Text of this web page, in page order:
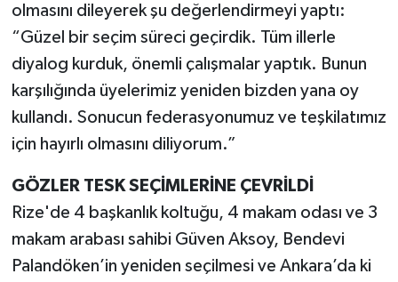
olmasını dileyerek şu değerlendirmeyi yaptı:
“Güzel bir seçim süreci geçirdik. Tüm illerle
diyalog kurduk, önemli çalışmalar yaptık. Bunun
karşılığında üyelerimiz yeniden bizden yana oy
kullandı. Sonucun federasyonumuz ve teşkilatımız
için hayırlı olmasını diliyorum.”
GÖZLER TESK SEÇİMLERİNE ÇEVRİLDİ
Rize'de 4 başkanlık koltuğu, 4 makam odası ve 3
makam arabası sahibi Güven Aksoy, Bendevi
Palandöken’in yeniden seçilmesi ve Ankara’da ki